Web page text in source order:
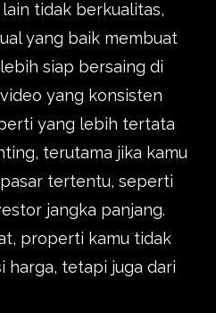
tidak berkualitas,
yang baik membuat
siap bersaing di
yang konsisten
yang lebih tertata
terutama jika kamu
tertentu, seperti
jangka panjang.
properti kamu tidak
harga, tetapi juga dari